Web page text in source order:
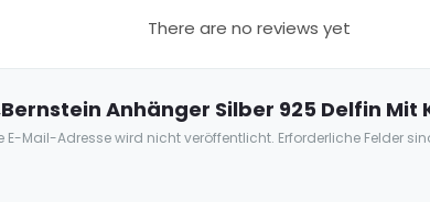
There are no reviews yet
Anhänger Silber 925 Delfin Mit
E-Mail-Adresse wird nicht veröffentlicht. Erforderliche Felder